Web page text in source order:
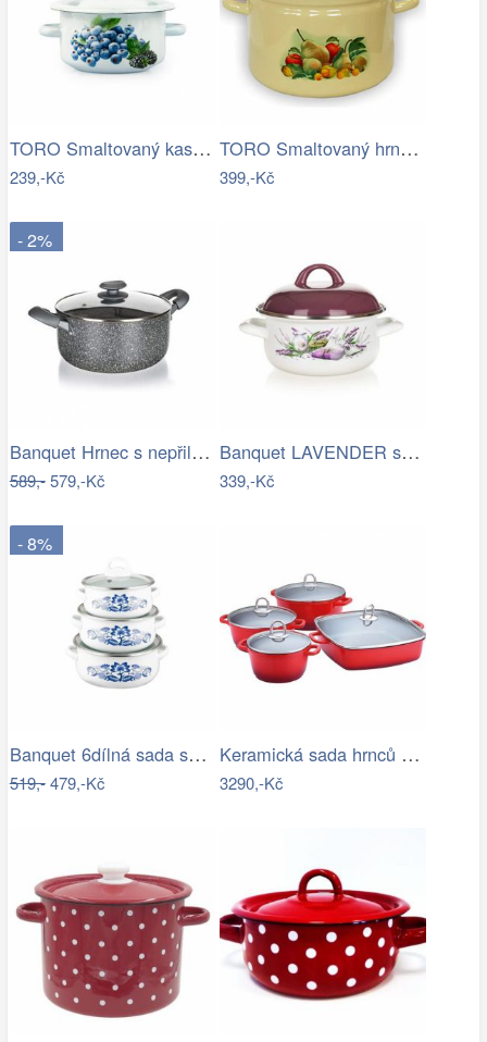
TORO Smaltovaný kastrol s poklicí 0,4l…
239,-Kč
TORO Smaltovaný hrnec s poklicí 9l
399,-Kč
- 2%
Banquet Hrnec s nepřilnavým povrchem…
589,-579,-Kč
Banquet LAVENDER smaltovaný kastrol 18…
339,-Kč
- 8%
Banquet 6dílná sada smaltovaných hrnců…
519,-479,-Kč
Keramická sada hrnců K16202428, sada 8…
3290,-Kč